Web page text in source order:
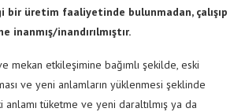
bir üretim faaliyetinde bulunmadan, çalışıp
inandırılmıştır.
mekan etkileşimine bağımlı şekilde, eski
ve yeni anlamların yüklenmesi şeklinde
anlamı tüketme ve yeni daraltılmış ya da